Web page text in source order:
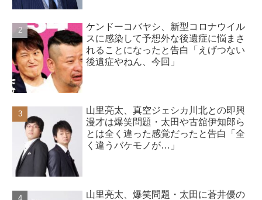
ケンドーコバヤシ、新型コロナウイル
スに感染して予想外な後遺症に悩まさ
れることになったと告白「えげつない
後遺症やねん、今回」
山里亮太、真空ジェシカ川北との即興
漫才は爆笑問題・太田や古舘伊知郎ら
とは全く違った感覚だったと告白「全
く違うバケモノが…」
山里亮太、爆笑問題・太田に蒼井優の